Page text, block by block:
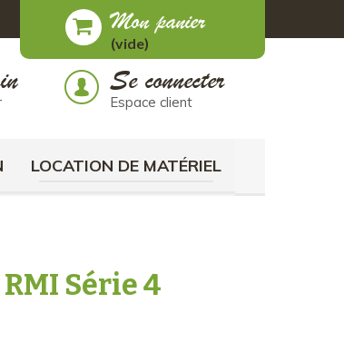
Mon panier
(vide)
Se connecter
Espace client
LOCATION DE MATÉRIEL
Série 4